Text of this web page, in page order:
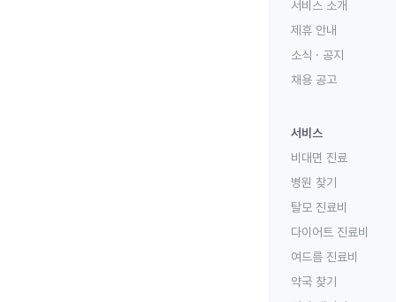
서비스 소개
제휴 안내
소식 · 공지
채용 공고
서비스
비대면 진료
병원 찾기
탈모 진료비
다이어트 진료비
여드름 진료비
약국 찾기